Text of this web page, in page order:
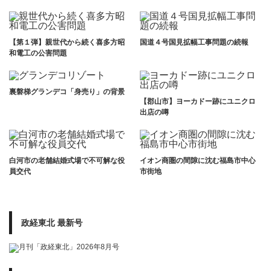
【第１弾】親世代から続く喜多方昭
和電工の公害問題
国道４号国見拡幅工事問題の続報
裏磐梯グランデコ「身売り」の背景
【郡山市】ヨーカドー跡にユニクロ
出店の噂
白河市の老舗結婚式場で不可解な役
員交代
イオン商圏の間隙に沈む福島市中心
市街地
政経東北 最新号